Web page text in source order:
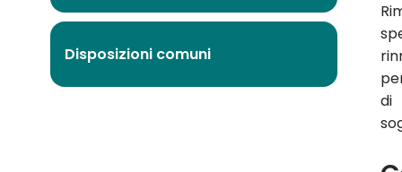
Disposizioni comuni
di